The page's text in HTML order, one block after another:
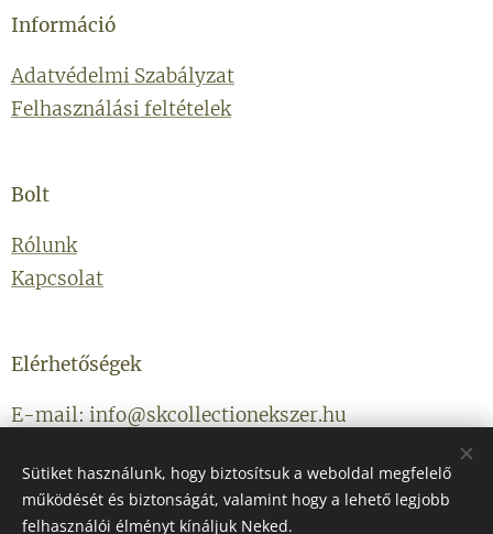
Információ
Adatvédelmi Szabályzat
Felhasználási feltételek
Bolt
Rólunk
Kapcsolat
Elérhetőségek
E-mail: info@skcollectionekszer.hu
Sütiket használunk, hogy biztosítsuk a weboldal megfelelő
működését és biztonságát, valamint hogy a lehető legjobb
felhasználói élményt kínáljuk Neked.